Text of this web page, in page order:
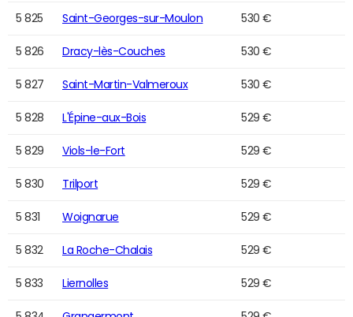
5 825 Saint-Georges-sur-Moulon 530 €
5 826 Dracy-lès-Couches 530 €
5 827 Saint-Martin-Valmeroux 530 €
5 828 L'Épine-aux-Bois 529 €
5 829 Viols-le-Fort 529 €
5 830 Trilport 529 €
5 831 Woignarue 529 €
5 832 La Roche-Chalais 529 €
5 833 Liernolles 529 €